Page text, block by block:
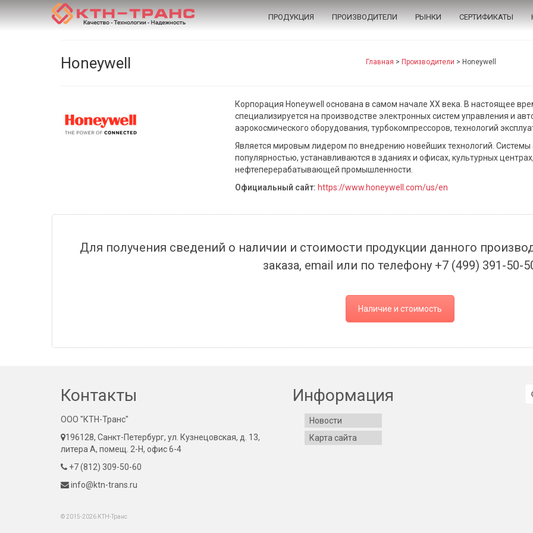
ПРОДУКЦИЯ ПРОИЗВОДИТЕЛИ РЫНКИ СЕРТИФИКАТЫ
Honeywell Главная > Производители > Honeywell
Корпорация Honeywell основана в самом начале XX века. В настоящее
специализируется на производстве электронных систем управления и
аэрокосмического оборудования, турбокомпрессоров, технологий
Является мировым лидером по внедрению новейших технологий.
популярностью, устанавливаются в зданиях и офисах, культурных
нефтеперерабатывающей промышленности.
Официальный сайт: https://www.honeywell.com/us/en
Для получения сведений о наличии и стоимости продукции данного
заказа, email или по телефону +7 (499) 391-50-
Наличие и стоимость
Контакты
ООО "КТН-Транс"
196128, Санкт-Петербург, ул. Кузнецовская, д. 13,
литера А, помещ. 2-Н, офис 6-4
+7 (812) 309-50-60
info@ktn-trans.ru
Информация
Новости
Карта сайта
© 2015-2026 КТН-Транс